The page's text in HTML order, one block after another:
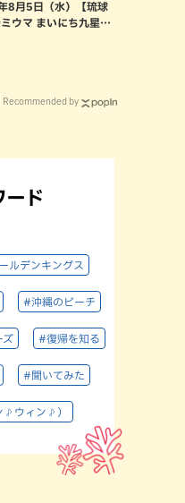
8月5日（水）【琉球
ウマ まいにち九星気
Recommended by
ド
ルデンキングス
#沖縄のビーチ
ズ #復帰を知る
#聞いてみた
♪ウィン♪）